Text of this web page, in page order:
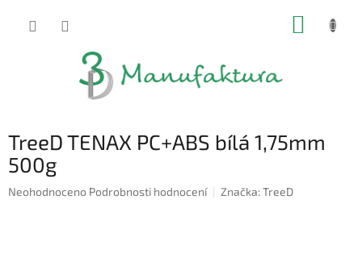
TreeD TENAX PC+ABS bílá 1,75mm
500g
Průměrné
Neohodnoceno Podrobnosti hodnocení Značka:TreeD